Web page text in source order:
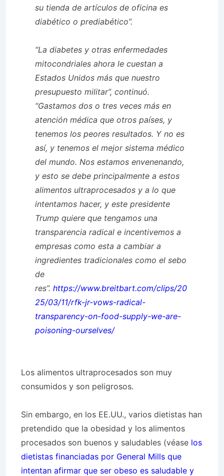
su tienda de artículos de oficina es
diabético o prediabético”.
“La diabetes y otras enfermedades
mitocondriales ahora le cuestan a
Estados Unidos más que nuestro
presupuesto militar”, continuó.
“Gastamos dos o tres veces más en
atención médica que otros países, y
tenemos los peores resultados. Y no es
así, y tenemos el mejor sistema médico
del mundo. Nos estamos envenenando,
y esto se debe principalmente a estos
alimentos ultraprocesados ​​y a lo que
intentamos hacer, y este presidente
Trump quiere que tengamos una
transparencia radical e incentivemos a
empresas como esta a cambiar a
ingredientes tradicionales como el sebo
de
res”. https://www.breitbart.com/clips/20
25/03/11/rfk-jr-vows-radical-
transparency-on-food-supply-we-are-
poisoning-ourselves/
Los alimentos ultraprocesados ​​son muy
consumidos y son peligrosos.
Sin embargo, en los EE.UU., varios dietistas han
pretendido que la obesidad y los alimentos
procesados ​​son buenos y saludables (véase los
dietistas financiadas por General Mills que
intentan afirmar que ser obeso es saludable y